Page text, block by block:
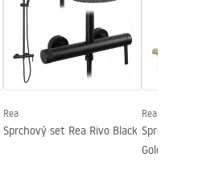
Rea
Sprchový set Rea Rivo Black
Rea
Sprchový
Gold